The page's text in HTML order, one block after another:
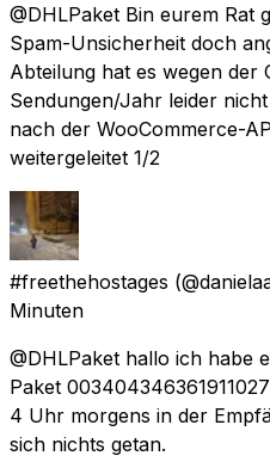
@DHLPaket Bin eurem Rat
Spam-Unsicherheit doch
Abteilung hat es wegen der
Sendungen/Jahr leider
nach der WooCommerce-
weitergeleitet 1/2
#freethehostages
Minuten
@DHLPaket hallo ich habe
Paket
4 Uhr morgens in der
sich nichts getan.